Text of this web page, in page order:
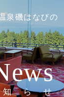
泉磯はなびの
知らせ